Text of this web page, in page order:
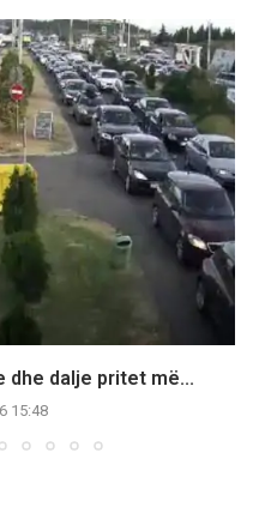
dhe dalje pritet më...
15:48